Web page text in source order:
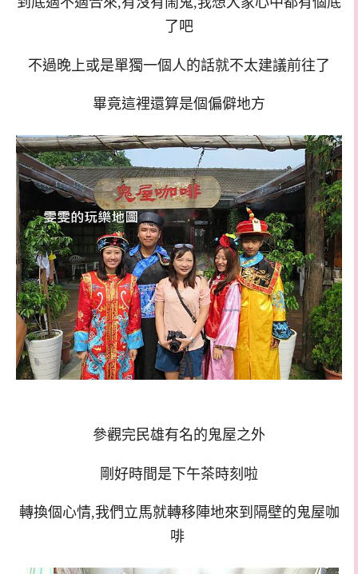
了吧
不過晚上或是單獨一個人的話就不太建議前往了
畢竟這裡還算是個偏僻地方
參觀完民雄有名的鬼屋之外
剛好時間是下午茶時刻啦
轉換個心情,我們立馬就轉移陣地來到隔壁的鬼屋咖
啡